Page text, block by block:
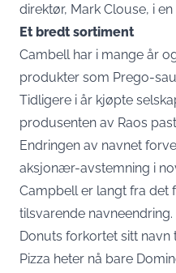
direktør, Mark Clouse, i
Et bredt sortiment
Cambell har i mange år
produkter som Prego-
Tidligere i år kjøpte
produsenten av Raos
Endringen av navnet
aksjonær-avstemning i
Campbell er langt fra det
tilsvarende
Donuts forkortet sitt navn
Pizza heter nå bare